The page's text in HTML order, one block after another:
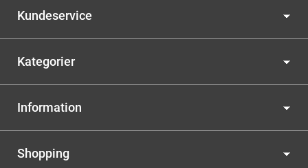
Kundeservice
Kategorier
Information
Shopping